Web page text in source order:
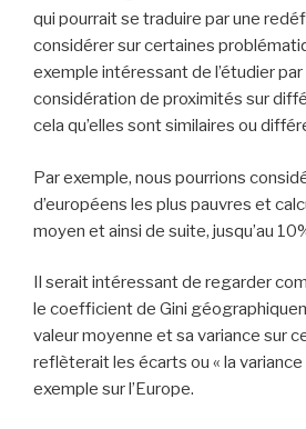
qui pourrait se traduire par une
considérer sur certaines
exemple intéressant de l’étudier par
considération de proximités sur
cela qu’elles sont similaires ou
Par exemple, nous pourrions
d’européens les plus pauvres et
moyen et ainsi de suite, jusqu’au
Il serait intéressant de regarder
le coefficient de Gini
valeur moyenne et sa variance sur
reflèterait les écarts ou « la variance
exemple sur l’Europe.